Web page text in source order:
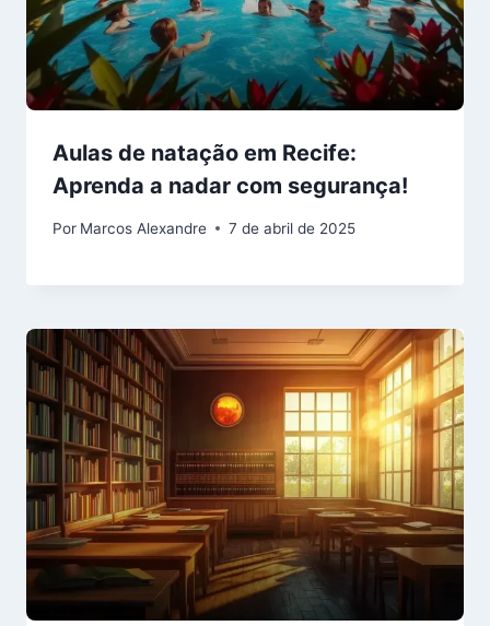
Aulas de natação em Recife:
Aprenda a nadar com segurança!
Por Marcos Alexandre 7 de abril de 2025